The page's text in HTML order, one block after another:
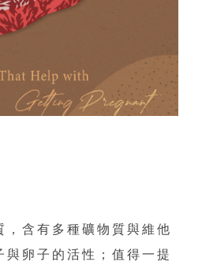
，含有多種礦物質與維他
與卵子的活性；值得一提